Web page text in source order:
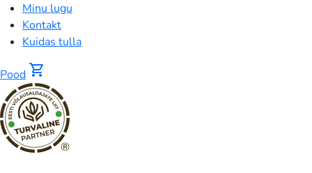
Minu lugu
Kontakt
Kuidas tulla
Pood shopping_cart
®